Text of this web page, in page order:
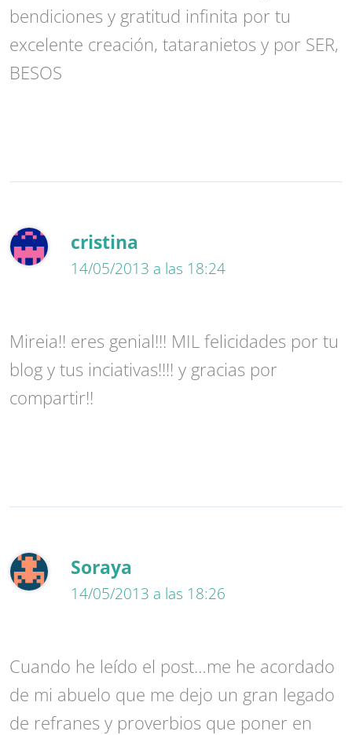
bendiciones y gratitud infinita por tu
excelente creación, tataranietos y por SER,
BESOS
cristina
14/05/2013 a las 18:24
Mireia!! eres genial!!! MIL felicidades por tu
blog y tus inciativas!!!! y gracias por
compartir!!
Soraya
14/05/2013 a las 18:26
Cuando he leído el post…me he acordado
de mi abuelo que me dejo un gran legado
de refranes y proverbios que poner en